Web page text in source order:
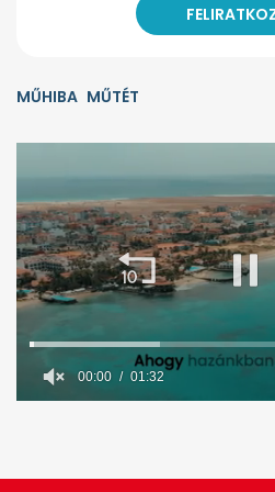
MŰHIBA MŰTÉT
minute,